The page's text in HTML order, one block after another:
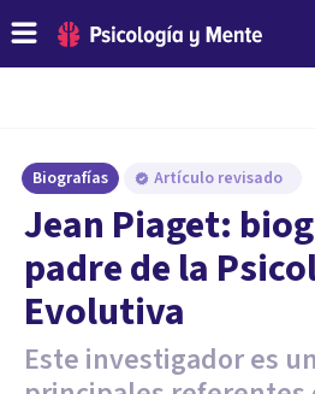
Biografías Artículo revisado
Jean Piaget:
padre de la
Evolutiva
Este investigador es